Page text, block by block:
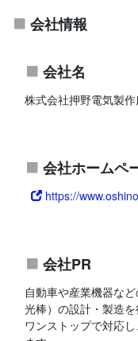
会社情報
会社名
株式会社押野電気製
会社ホームペ
https://
会社PR
自動車や産業機器な
光棒）の設計・製造
ワンストップで対応